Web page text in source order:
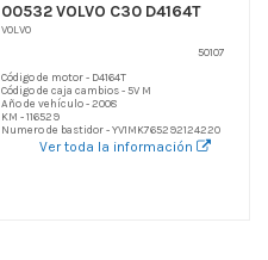
00532 VOLVO C30 D4164T
VOLVO
50107
Código de motor - D4164T
Código de caja cambios - 5V M
Año de vehículo - 2008
KM - 116529
Numero de bastidor - YV1MK765292124220
Ver toda la información